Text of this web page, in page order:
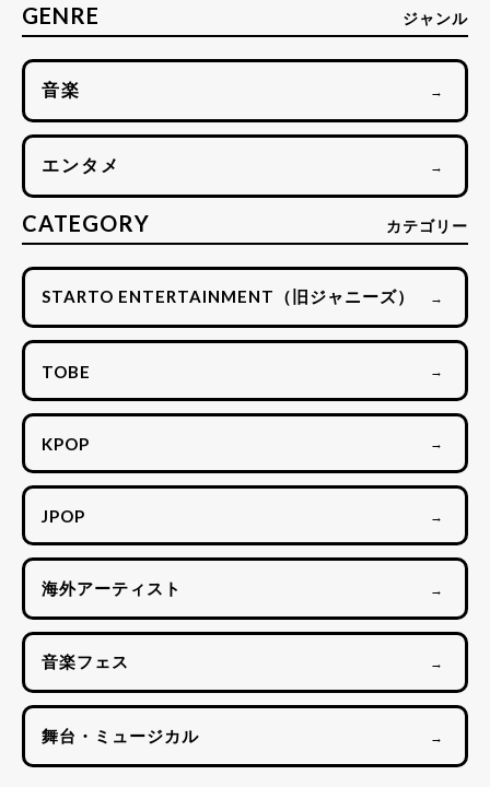
GENRE ジャンル
音楽 →
エンタメ →
CATEGORY カテゴリー
STARTO ENTERTAINMENT（旧ジャニーズ） →
TOBE →
KPOP →
JPOP →
海外アーティスト →
音楽フェス →
舞台・ミュージカル →